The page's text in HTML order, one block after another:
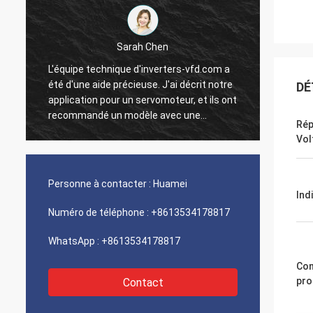
Sarah Chen
L'équipe technique d'inverters-vfd.com a
été d'une aide précieuse. J'ai décrit notre
application pour un servomoteur, et ils ont
recommandé un modèle avec une
réponse dynamique supérieure.
une
Personne à contacter : Huamei
Numéro de téléphone : +8613534178817
WhatsApp : +8613534178817
Contact